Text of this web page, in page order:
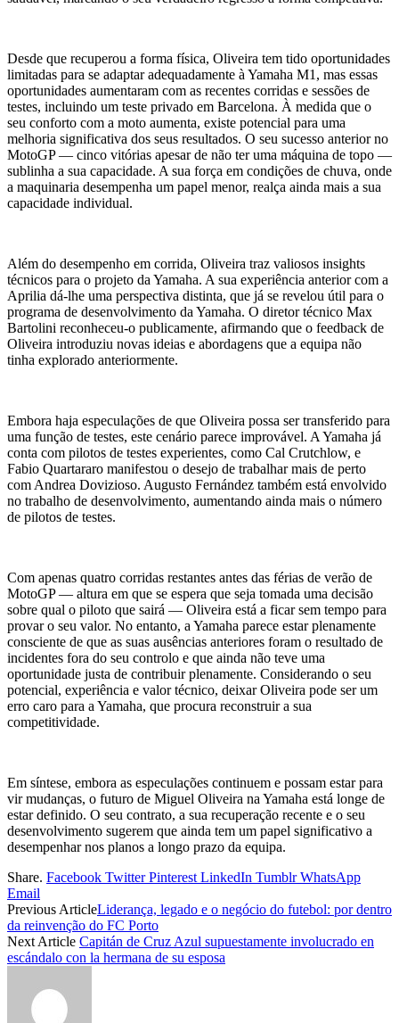
Desde que recuperou a forma física, Oliveira tem tido oportunidades
limitadas para se adaptar adequadamente à Yamaha M1, mas essas
oportunidades aumentaram com as recentes corridas e sessões de
testes, incluindo um teste privado em Barcelona. À medida que o
seu conforto com a moto aumenta, existe potencial para uma
melhoria significativa dos seus resultados. O seu sucesso anterior no
MotoGP — cinco vitórias apesar de não ter uma máquina de topo —
sublinha a sua capacidade. A sua força em condições de chuva, onde
a maquinaria desempenha um papel menor, realça ainda mais a sua
capacidade individual.
Além do desempenho em corrida, Oliveira traz valiosos insights
técnicos para o projeto da Yamaha. A sua experiência anterior com a
Aprilia dá-lhe uma perspectiva distinta, que já se revelou útil para o
programa de desenvolvimento da Yamaha. O diretor técnico Max
Bartolini reconheceu-o publicamente, afirmando que o feedback de
Oliveira introduziu novas ideias e abordagens que a equipa não
tinha explorado anteriormente.
Embora haja especulações de que Oliveira possa ser transferido para
uma função de testes, este cenário parece improvável. A Yamaha já
conta com pilotos de testes experientes, como Cal Crutchlow, e
Fabio Quartararo manifestou o desejo de trabalhar mais de perto
com Andrea Dovizioso. Augusto Fernández também está envolvido
no trabalho de desenvolvimento, aumentando ainda mais o número
de pilotos de testes.
Com apenas quatro corridas restantes antes das férias de verão de
MotoGP — altura em que se espera que seja tomada uma decisão
sobre qual o piloto que sairá — Oliveira está a ficar sem tempo para
provar o seu valor. No entanto, a Yamaha parece estar plenamente
consciente de que as suas ausências anteriores foram o resultado de
incidentes fora do seu controlo e que ainda não teve uma
oportunidade justa de contribuir plenamente. Considerando o seu
potencial, experiência e valor técnico, deixar Oliveira pode ser um
erro caro para a Yamaha, que procura reconstruir a sua
competitividade.
Em síntese, embora as especulações continuem e possam estar para
vir mudanças, o futuro de Miguel Oliveira na Yamaha está longe de
estar definido. O seu contrato, a sua recuperação recente e o seu
desenvolvimento sugerem que ainda tem um papel significativo a
desempenhar nos planos a longo prazo da equipa.
Share. Facebook Twitter Pinterest LinkedIn Tumblr WhatsApp
Email
Previous ArticleLiderança, legado e o negócio do futebol: por dentro
da reinvenção do FC Porto
Next Article Capitán de Cruz Azul supuestamente involucrado en
escándalo con la hermana de su esposa